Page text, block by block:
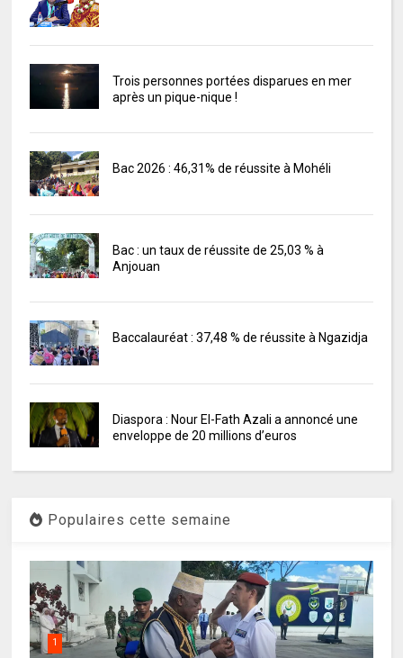
Trois personnes portées disparues en mer
après un pique-nique !
Bac 2026 : 46,31% de réussite à Mohéli
Bac : un taux de réussite de 25,03 % à
Anjouan
Baccalauréat : 37,48 % de réussite à Ngazidja
Diaspora : Nour El-Fath Azali a annoncé une
enveloppe de 20 millions d’euros
Populaires cette semaine
1